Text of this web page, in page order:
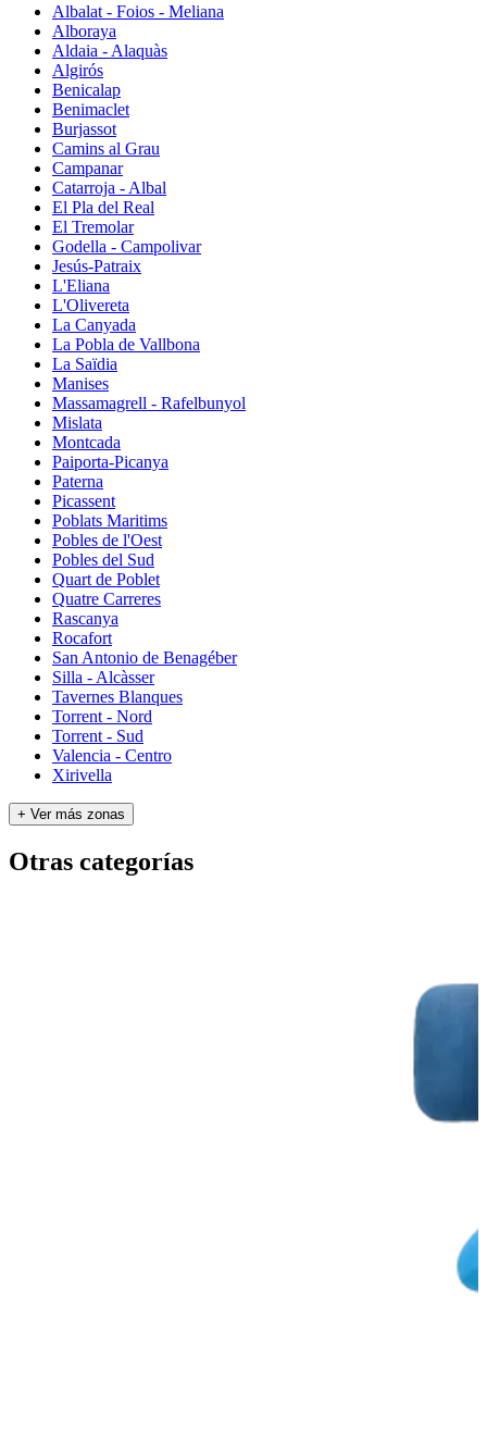
Albalat - Foios - Meliana
Alboraya
Aldaia - Alaquàs
Algirós
Benicalap
Benimaclet
Burjassot
Camins al Grau
Campanar
Catarroja - Albal
El Pla del Real
El Tremolar
Godella - Campolivar
Jesús-Patraix
L'Eliana
L'Olivereta
La Canyada
La Pobla de Vallbona
La Saïdia
Manises
Massamagrell - Rafelbunyol
Mislata
Montcada
Paiporta-Picanya
Paterna
Picassent
Poblats Maritims
Pobles de l'Oest
Pobles del Sud
Quart de Poblet
Quatre Carreres
Rascanya
Rocafort
San Antonio de Benagéber
Silla - Alcàsser
Tavernes Blanques
Torrent - Nord
Torrent - Sud
Valencia - Centro
Xirivella
+ Ver más zonas
Otras categorías